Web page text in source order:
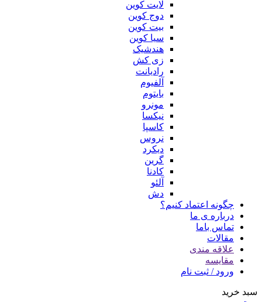
لایت کوین
دوج کوین
بیت کوین
سیا کوین
هندشیک
زی کش
رادیانت
آلفیوم
بایتوم
مونرو
نیکسا
کاسپا
نروس
دیکرد
گرین
کادنا
آلئو
دش
چگونه اعتماد کنیم؟
درباره ی ما
تماس باما
مقالات
علاقه مندی
مقایسه
ورود / ثبت نام
سبد خرید